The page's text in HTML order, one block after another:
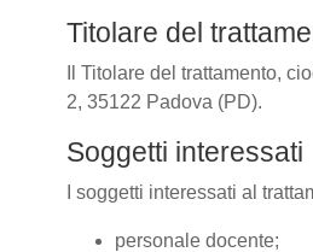
Titolare del
Il Titolare del trattamento,
2, 35122 Padova (PD).
Soggetti interessati
I soggetti interessati al
personale docente;